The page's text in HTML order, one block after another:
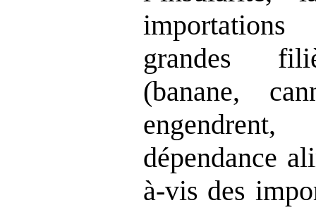
grandes
(banane,
dépendance
à-vis des